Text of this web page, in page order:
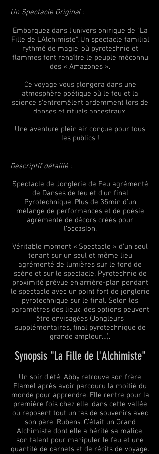
Un Spectacle Original :
Embarquez dans l'univers onirique de "La
Fille de L'Alchimiste". Un spectacle familial
rythmé de magie, où pyrotechnie et
flammes font renaître le peuple méconnu
des « Amazones ».
Ce voyage vous plongera dans une
atmosphère poétique où le feu et la
science s'entremêlent ardemment lors de
danses et rituels ancestraux.
Une aventure plein air conçue pour tous
les publics !
Descriptif détaillé :
Spectacle de Jonglerie de Feu agrémenté
de Danses de feu et d’un final
Pyrotechnique. Plus de 35min d’un
mélange de performances et de poésie
agrémenté de décors créés pour
l’occasion.
Véritable moment « Spectacle » d’un seul
tenant sur un seul et même lieu
agrémenté de lumières sur le fond de
scène et sur le spectacle. Pyrotechnie de
proximité prévue en arrière-plan pendant
le spectacle avec un point fort de jonglerie
pyrotechnique sur le final. Selon les
paramètres des lieux, des options peuvent
être envisagées (Jongleurs
supplémentaires, final pyrotechnique de
grande ampleur…).
Synopsis "La Fille de l'Alchimiste"
Un soir d'été, Abby retrouve son frère
Flamel après avoir parcouru la moitié du
monde pour apprendre. Elle rentre pour la
première fois chez elle, dans cette vallée
où reposent tout un tas de souvenirs avec
son père, Rubens. C’était un Grand
Alchimiste dont elle a hérité sa malice,
son talent pour manipuler le feu et une
quantité de carnets et de récits de voyage.